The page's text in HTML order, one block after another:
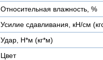
Относительная влажность, %
Усилие сдавливания, кН/см
Удар, Н*м (кг*м)
Цвет